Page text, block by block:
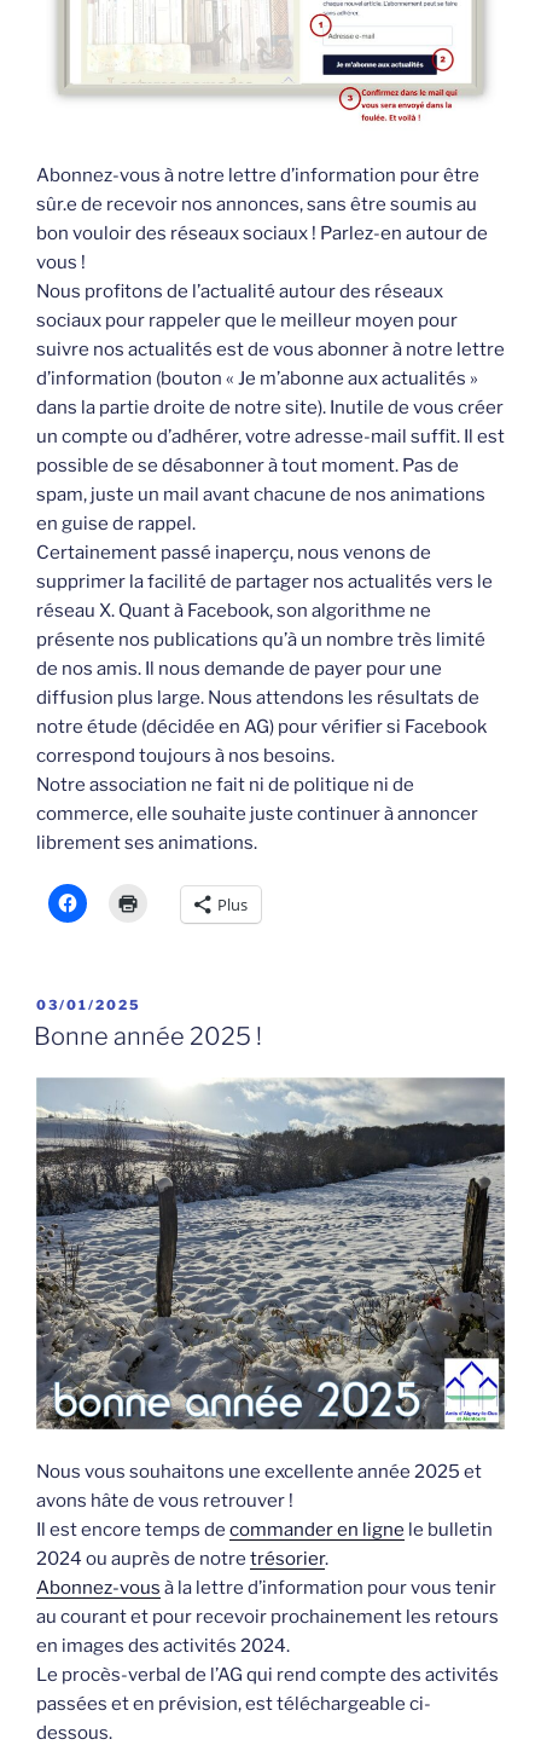
Abonnez-vous à notre lettre d’information pour être
sûr.e de recevoir nos annonces, sans être soumis au
bon vouloir des réseaux sociaux ! Parlez-en autour de
vous !
Nous profitons de l’actualité autour des réseaux
sociaux pour rappeler que le meilleur moyen pour
suivre nos actualités est de vous abonner à notre lettre
d’information (bouton « Je m’abonne aux actualités »
dans la partie droite de notre site). Inutile de vous créer
un compte ou d’adhérer, votre adresse-mail suffit. Il est
possible de se désabonner à tout moment. Pas de
spam, juste un mail avant chacune de nos animations
en guise de rappel.
Certainement passé inaperçu, nous venons de
supprimer la facilité de partager nos actualités vers le
réseau X. Quant à Facebook, son algorithme ne
présente nos publications qu’à un nombre très limité
de nos amis. Il nous demande de payer pour une
diffusion plus large. Nous attendons les résultats de
notre étude (décidée en AG) pour vérifier si Facebook
correspond toujours à nos besoins.
Notre association ne fait ni de politique ni de
commerce, elle souhaite juste continuer à annoncer
librement ses animations.
Plus
PUBLIÉ
LE
03/01/2025
Bonne année 2025 !
Nous vous souhaitons une excellente année 2025 et
avons hâte de vous retrouver !
Il est encore temps de commander en ligne le bulletin
2024 ou auprès de notre trésorier.
Abonnez-vous à la lettre d’information pour vous tenir
au courant et pour recevoir prochainement les retours
en images des activités 2024.
Le procès-verbal de l’AG qui rend compte des activités
passées et en prévision, est téléchargeable ci-
dessous.